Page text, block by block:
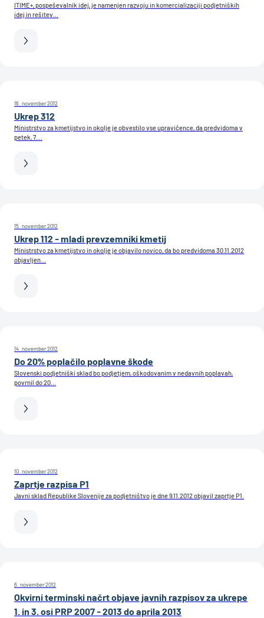
ITIME+, pospeševalnik idej, je namenjen razvoju in komercializaciji podjetniških
idej in rešitev...
16. november 2012
Ukrep 312
Ministrstvo za kmetijstvo in okolje je obvestilo vse upravičence, da predvidoma v
petek, 7....
15. november 2012
Ukrep 112 - mladi prevzemniki kmetij
Ministrstvo za kmetijstvo in okolje je objavilo novico, da bo predvidoma 30.11.2012
objavljen...
14. november 2012
Do 20% poplačilo poplavne škode
Slovenski podjetniški sklad bo podjetjem, oškodovanim v nedavnih poplavah,
povrnil do 20...
10. november 2012
Zaprtje razpisa P1
Javni sklad Republike Slovenije za podjetništvo je dne 9.11.2012 objavil zaprtje P1.
6. november 2012
Okvirni terminski načrt objave javnih razpisov za ukrepe
1. in 3. osi PRP 2007 - 2013 do aprila 2013